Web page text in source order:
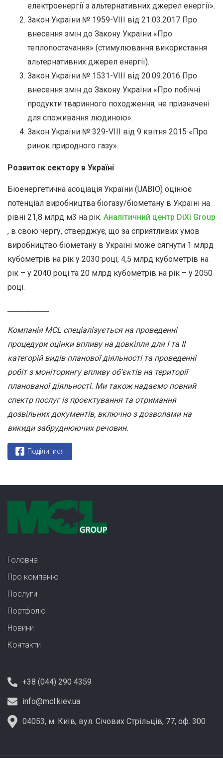
електроенергії з альтернативних джерел енергії».
Закон України № 1959-VIII від 21.03.2017 Про
внесення змін до Закону України «Про
теплопостачання» (стимулювання використання
альтернативних джерел енергії).
Закон України № 1531-VIII від 20.09.2016 Про
внесення змін до Закону України «Про побічні
продукти тваринного походження, не призначені
для споживання людиною».
Закон України № 329-VIII від 9 квітня 2015 «Про
ринок природного газу».
Розвиток сектору в Україні
Біоенергетична асоціація України (UABIO) оцінює
потенціал виробництва біогазу/біометану в Україні на
рівні 21,8 млрд м3 на рік. Аналітичний центр DiXi Group
, в свою чергу, стверджує, що за сприятливих умов
виробництво біометану в Україні може сягнути 1 млрд
кубометрів на рік у 2030 році, 4,5 млрд кубометрів на
рік – у 2040 році та 20 млрд кубометрів на рік – у 2050
році.
Компанія MCL спеціалізується на проведенні
процедури оцінки впливу на довкілля для І та ІІ
категорій видів планової діяльності та проведенні
робіт з моніторингу впливу об’єктів на території
планованої діяльності. Ми також надаємо повний
спектр послуг із проєктування та отримання
дозвільних документів, включно з дозволами на
викиди забруднюючих речовин.
Поділитися
Головна
Про компанію
Послуги
Портфолiо
Новини
Контакти
+38 (044) 290 4359
info@mcl.kiev.ua
04053, м. Київ, вул. Січових Стрільців, 77, оф. 300